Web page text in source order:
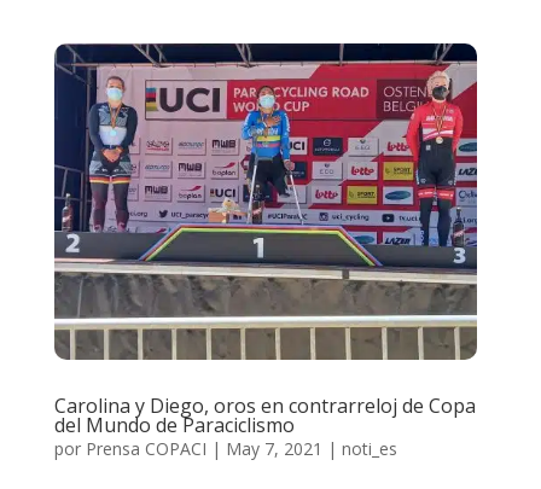
Carolina y Diego, oros en contrarreloj de Copa
del Mundo de Paraciclismo
por Prensa COPACI | May 7, 2021 | noti_es